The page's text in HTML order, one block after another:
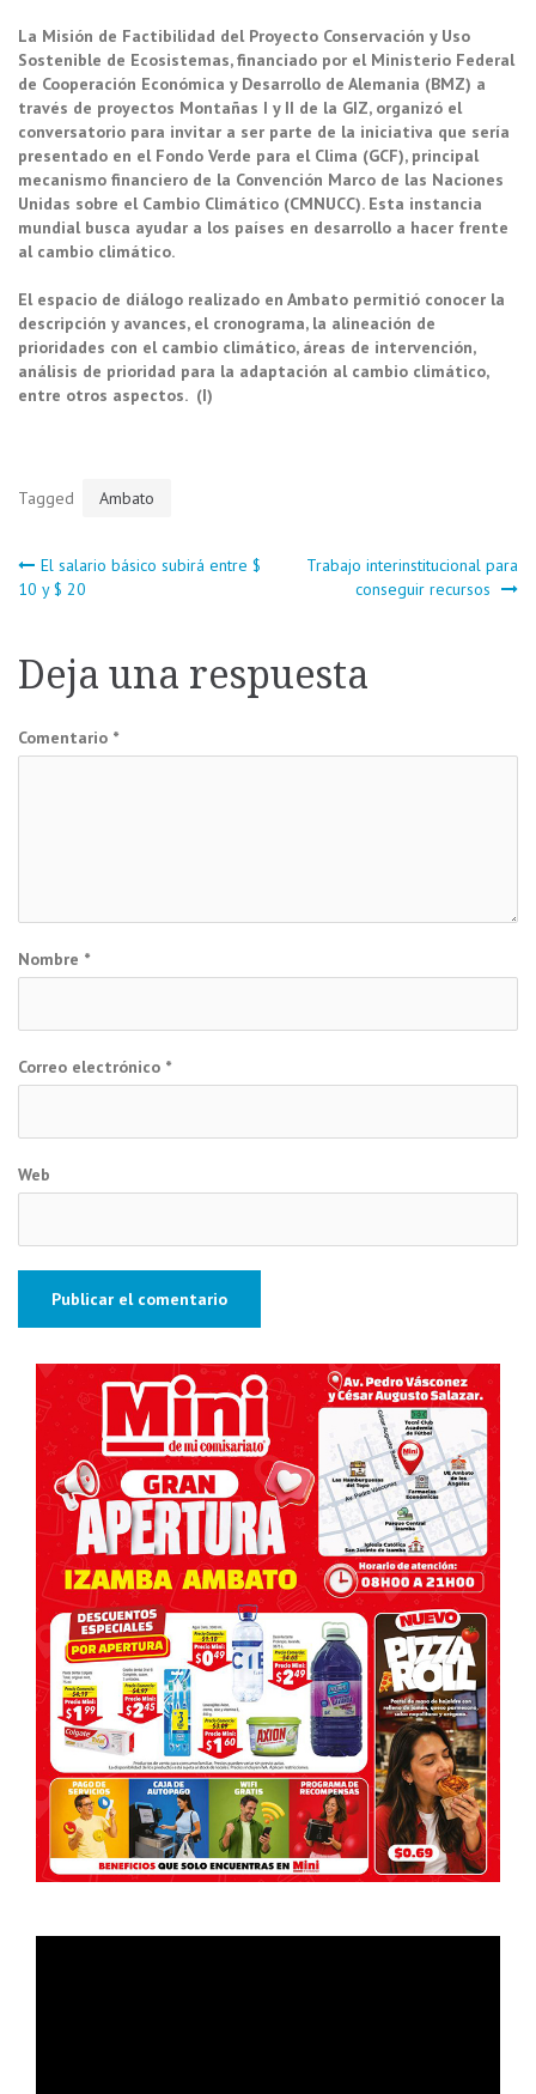
La Misión de Factibilidad del Proyecto Conservación y Uso
Sostenible de Ecosistemas, financiado por el Ministerio Federal
de Cooperación Económica y Desarrollo de Alemania (BMZ) a
través de proyectos Montañas I y II de la GIZ, organizó el
conversatorio para invitar a ser parte de la iniciativa que sería
presentado en el Fondo Verde para el Clima (GCF), principal
mecanismo financiero de la Convención Marco de las Naciones
Unidas sobre el Cambio Climático (CMNUCC). Esta instancia
mundial busca ayudar a los países en desarrollo a hacer frente
al cambio climático.
El espacio de diálogo realizado en Ambato permitió conocer la
descripción y avances, el cronograma, la alineación de
prioridades con el cambio climático, áreas de intervención,
análisis de prioridad para la adaptación al cambio climático,
entre otros aspectos. (I)
Tagged Ambato
Navegación
entradas
El salario básico subirá entre $
10 y $ 20
Trabajo interinstitucional para
conseguir recursos
Deja una respuesta
Comentario *
Nombre *
Correo electrónico *
Web